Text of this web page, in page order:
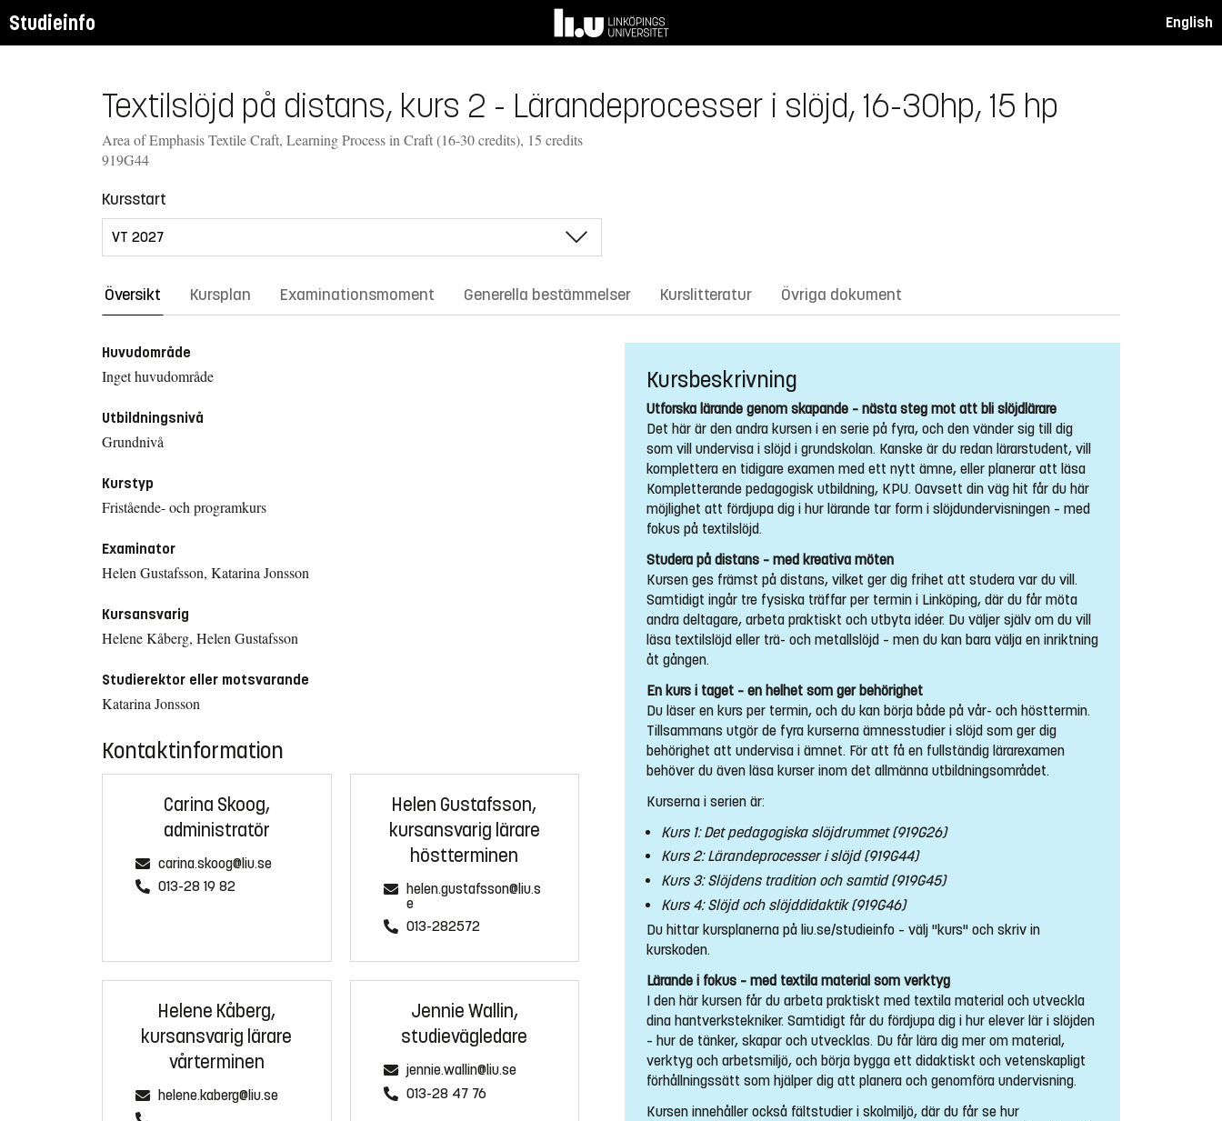
Studieinfo English
Textilslöjd på distans, kurs 2 - Lärandeprocesser i slöjd, 16-30hp, 15 hp
Area of Emphasis Textile Craft, Learning Process in Craft (16-30 credits), 15 credits
919G44
Kursstart
Översikt Kursplan Examinationsmoment Generella bestämmelser Kurslitteratur Övriga dokument
Huvudområde
Inget huvudområde
Utbildningsnivå
Grundnivå
Kurstyp
Fristående- och programkurs
Examinator
Helen Gustafsson, Katarina Jonsson
Kursansvarig
Helene Kåberg, Helen Gustafsson
Studierektor eller motsvarande
Katarina Jonsson
Kontaktinformation
Carina Skoog,
administratör
carina.skoog@liu.se
013-28 19 82
Helen Gustafsson,
kursansvarig lärare
höstterminen
helen.gustafsson@liu.s
e
013-282572
Helene Kåberg,
kursansvarig lärare
vårterminen
helene.kaberg@liu.se
Jennie Wallin,
studievägledare
jennie.wallin@liu.se
013-28 47 76
Kursbeskrivning
Utforska lärande genom skapande – nästa steg mot att bli slöjdlärare
Det här är den andra kursen i en serie på fyra, och den vänder sig till dig
som vill undervisa i slöjd i grundskolan. Kanske är du redan lärarstudent, vill
komplettera en tidigare examen med ett nytt ämne, eller planerar att läsa
Kompletterande pedagogisk utbildning, KPU. Oavsett din väg hit får du här
möjlighet att fördjupa dig i hur lärande tar form i slöjdundervisningen – med
fokus på textilslöjd.
Studera på distans – med kreativa möten
Kursen ges främst på distans, vilket ger dig frihet att studera var du vill.
Samtidigt ingår tre fysiska träffar per termin i Linköping, där du får möta
andra deltagare, arbeta praktiskt och utbyta idéer. Du väljer själv om du vill
läsa textilslöjd eller trä- och metallslöjd – men du kan bara välja en inriktning
åt gången.
En kurs i taget – en helhet som ger behörighet
Du läser en kurs per termin, och du kan börja både på vår- och hösttermin.
Tillsammans utgör de fyra kurserna ämnesstudier i slöjd som ger dig
behörighet att undervisa i ämnet. För att få en fullständig lärarexamen
behöver du även läsa kurser inom det allmänna utbildningsområdet.
Kurserna i serien är:
Kurs 1: Det pedagogiska slöjdrummet (919G26)
Kurs 2: Lärandeprocesser i slöjd (919G44)
Kurs 3: Slöjdens tradition och samtid (919G45)
Kurs 4: Slöjd och slöjddidaktik (919G46)
Du hittar kursplanerna på liu.se/studieinfo – välj "kurs" och skriv in
kurskoden.
Lärande i fokus – med textila material som verktyg
I den här kursen får du arbeta praktiskt med textila material och utveckla
dina hantverkstekniker. Samtidigt får du fördjupa dig i hur elever lär i slöjden
– hur de tänker, skapar och utvecklas. Du får lära dig mer om material,
verktyg och arbetsmiljö, och börja bygga ett didaktiskt och vetenskapligt
förhållningssätt som hjälper dig att planera och genomföra undervisning.
Kursen innehåller också fältstudier i skolmiljö, där du får se hur